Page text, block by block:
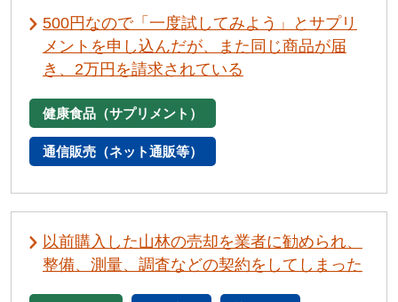
500円なので「一度試してみよう」とサプリ
メントを申し込んだが、また同じ商品が届
き、2万円を請求されている
健康食品（サプリメント）
通信販売（ネット通販等）
以前購入した山林の売却を業者に勧められ、
整備、測量、調査などの契約をしてしまった